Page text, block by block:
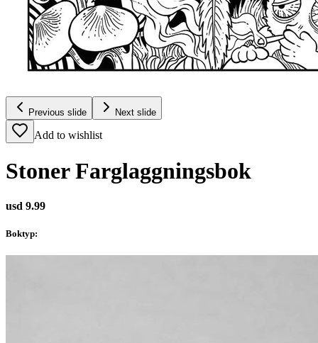
Previous slide Next slide
Add to wishlist
Stoner Farglaggningsbok
usd 9.99
Boktyp: